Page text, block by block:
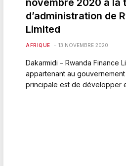
novembre 2020 à la
d’administration de
Limited
AFRIQUE 13 NOVEMBRE 2020
Dakarmidi – Rwanda Finance
appartenant au
principale est de développer